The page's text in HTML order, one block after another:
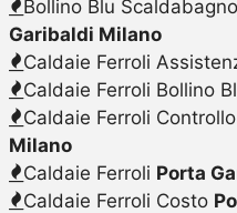
Bollino Blu
Garibaldi Milano
Caldaie Ferroli
Caldaie Ferroli Bollino
Caldaie Ferroli
Milano
Caldaie Ferroli Porta
Caldaie Ferroli Costo